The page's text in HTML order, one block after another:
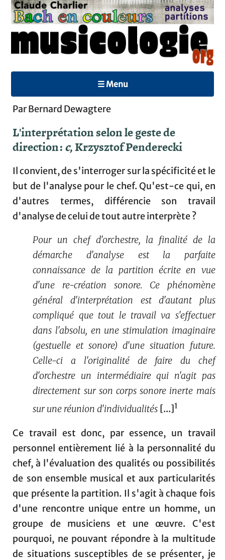
☰ Menu
Par Bernard Dewagtere
L'interprétation selon le geste de
direction :c, Krzysztof Penderecki
Il convient, de s'interroger sur la spécificité et le
but de l'analyse pour le chef. Qu'est-ce qui, en
d'autres termes, différencie son travail
d'analyse de celui de tout autre interprète ?
Pour un chef d'orchestre, la finalité de la
démarche d'analyse est la parfaite
connaissance de la partition écrite en vue
d'une re-création sonore. Ce phénomène
général d'interprétation est d'autant plus
compliqué que tout le travail va s'effectuer
dans l'absolu, en une stimulation imaginaire
(gestuelle et sonore) d'une situation future.
Celle-ci a l'originalité de faire du chef
d'orchestre un intermédiaire qui n'agit pas
directement sur son corps sonore inerte mais
sur une réunion d'individualités [...] 1
Ce travail est donc, par essence, un travail
personnel entièrement lié à la personnalité du
chef, à l'évaluation des qualités ou possibilités
de son ensemble musical et aux particularités
que présente la partition. Il s'agit à chaque fois
d'une rencontre unique entre un homme, un
groupe de musiciens et une œuvre. C'est
pourquoi, ne pouvant répondre à la multitude
de situations susceptibles de se présenter, je